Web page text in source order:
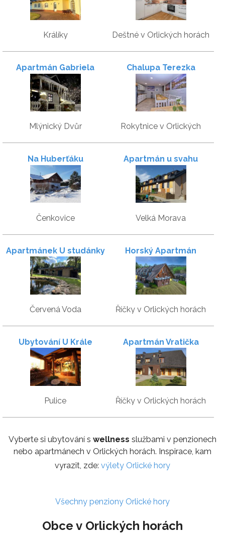
Králíky Deštné v Orlických horách
Apartmán Gabriela
Mlýnický Dvůr
Chalupa Terezka
Rokytnice v Orlických
horách
Na Huberťáku
Čenkovice
Apartmán u svahu
Velká Morava
Apartmánek U studánky
Červená Voda
Horský Apartmán
Wellness Hotel Říčky
Říčky v Orlických horách
Ubytování U Krále
Pulice
Apartmán Vratička
Říčky v Orlických horách
Vyberte si ubytování s wellness službami v penzionech
nebo apartmánech v Orlických horách. Inspirace, kam
vyrazit, zde: výlety Orlické hory
Všechny penziony Orlické hory
Obce v Orlických horách